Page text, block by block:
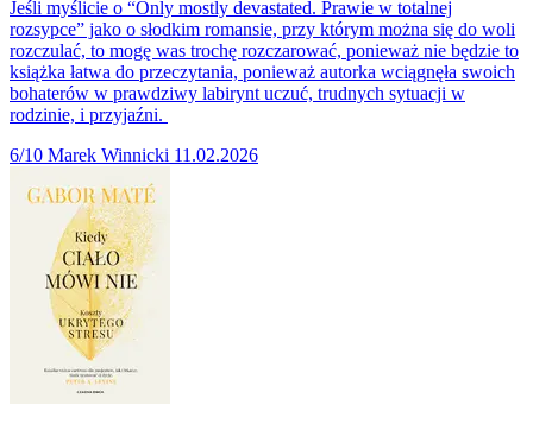
Jeśli myślicie o “Only mostly devastated. Prawie w totalnej
rozsypce” jako o słodkim romansie, przy którym można się do woli
rozczulać, to mogę was trochę rozczarować, ponieważ nie będzie to
książka łatwa do przeczytania, ponieważ autorka wciągnęła swoich
bohaterów w prawdziwy labirynt uczuć, trudnych sytuacji w
rodzinie, i przyjaźni.
6/10 Marek Winnicki 11.02.2026